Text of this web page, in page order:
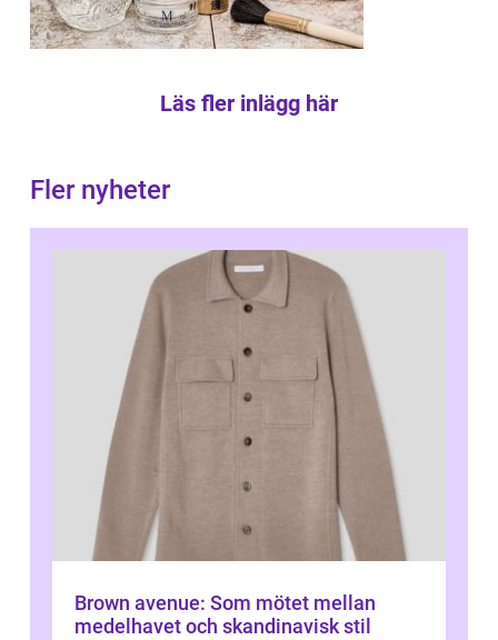
Läs fler inlägg här
Fler nyheter
Brown avenue: Som mötet mellan
medelhavet och skandinavisk stil